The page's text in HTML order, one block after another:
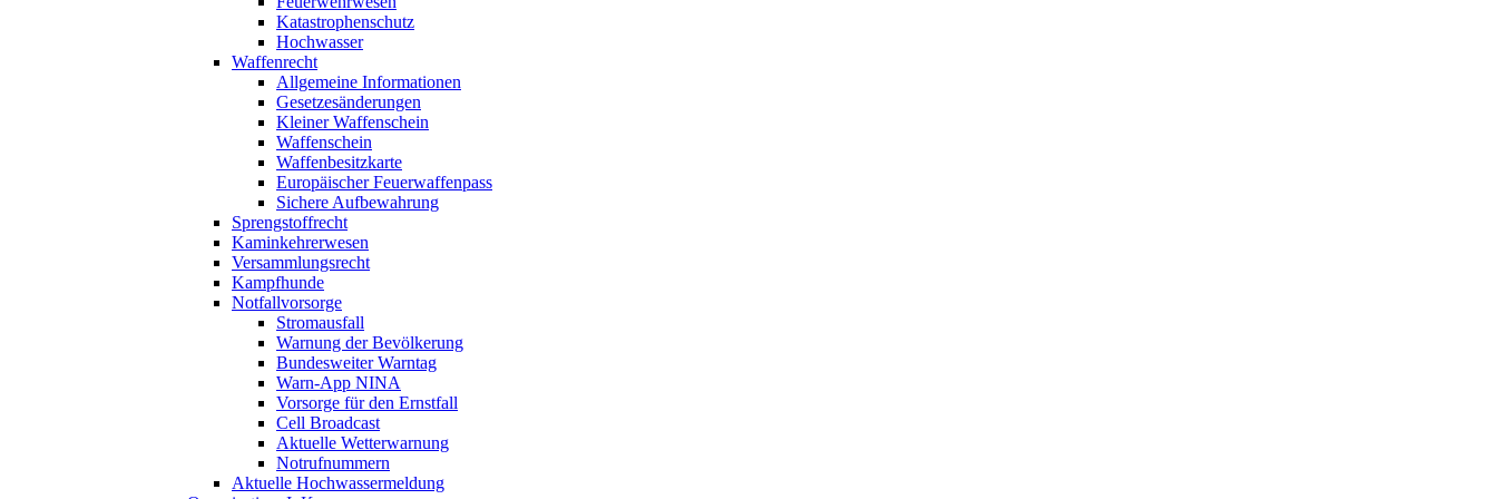
Katastrophenschutz
Hochwasser
Waffenrecht
Allgemeine Informationen
Gesetzesänderungen
Kleiner Waffenschein
Waffenschein
Waffenbesitzkarte
Europäischer Feuerwaffenpass
Sichere Aufbewahrung
Sprengstoffrecht
Kaminkehrerwesen
Versammlungsrecht
Kampfhunde
Notfallvorsorge
Stromausfall
Warnung der Bevölkerung
Bundesweiter Warntag
Warn-App NINA
Vorsorge für den Ernstfall
Cell Broadcast
Aktuelle Wetterwarnung
Notrufnummern
Aktuelle Hochwassermeldung